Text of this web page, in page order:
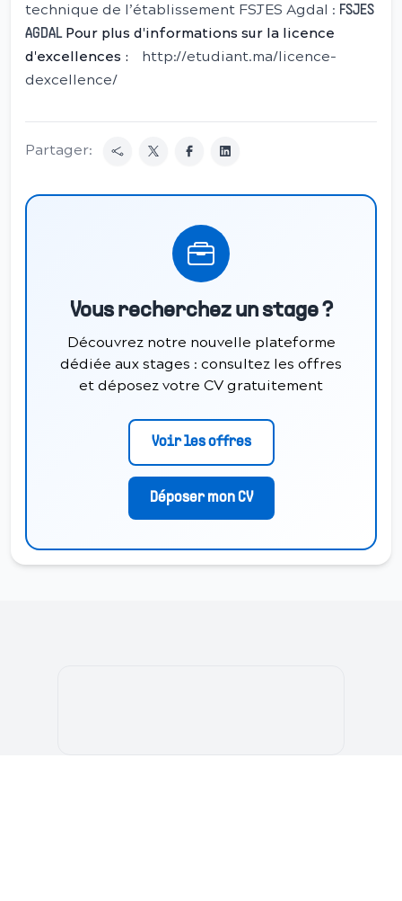
technique de l’établissement FSJES Agdal : FSJES
AGDAL Pour plus d'informations sur la licence
d'excellences :
http://etudiant.ma/licence-
dexcellence/
Partager:
Vous recherchez un stage ?
Découvrez notre nouvelle plateforme
dédiée aux stages : consultez les offres
et déposez votre CV gratuitement
Voir les offres
Déposer mon CV